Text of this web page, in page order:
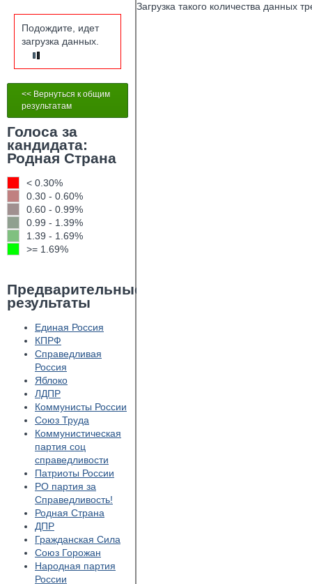
Подождите, идет
загрузка данных.
<< Вернуться к общим
результатам
Голоса за
кандидата:
Родная Страна
< 0.30%
0.30 - 0.60%
0.60 - 0.99%
0.99 - 1.39%
1.39 - 1.69%
>= 1.69%
Предварительные
результаты
Единая Россия
КПРФ
Справедливая
Россия
Яблоко
ЛДПР
Коммунисты России
Союз Труда
Коммунистическая
партия соц
справедливости
Патриоты России
РО партия за
Справедливость!
Родная Страна
ДПР
Гражданская Сила
Союз Горожан
Народная партия
России
Загрузка такого количества данных